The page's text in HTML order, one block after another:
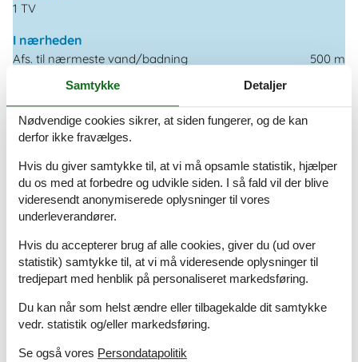
1 TV
I nærheden
Afs. til nærmeste vand/badning
500 m
Afstand til indkøb
Nærmeste beboelse
10 m
Nærmeste by
Nærmeste restaurant
Indendørs
Aircondition
Ventilator
Koncepter
Røgfrit hus
Tæt på havet
Køkken
Gas/elkomfur
Samtykke Detaljer
Nødvendige cookies sikrer, at siden fungerer, og de kan
derfor ikke fravælges.
Hvis du giver samtykke til, at vi må opsamle statistik, hjælper
du os med at forbedre og udvikle siden. I så fald vil der blive
videresendt anonymiserede oplysninger til vores
underleverandører.
Hvis du accepterer brug af alle cookies, giver du (ud over
statistik) samtykke til, at vi må videresende oplysninger til
tredjepart med henblik på personaliseret markedsføring.
Du kan når som helst ændre eller tilbagekalde dit samtykke
vedr. statistik og/eller markedsføring.
Se også vores Persondatapolitik